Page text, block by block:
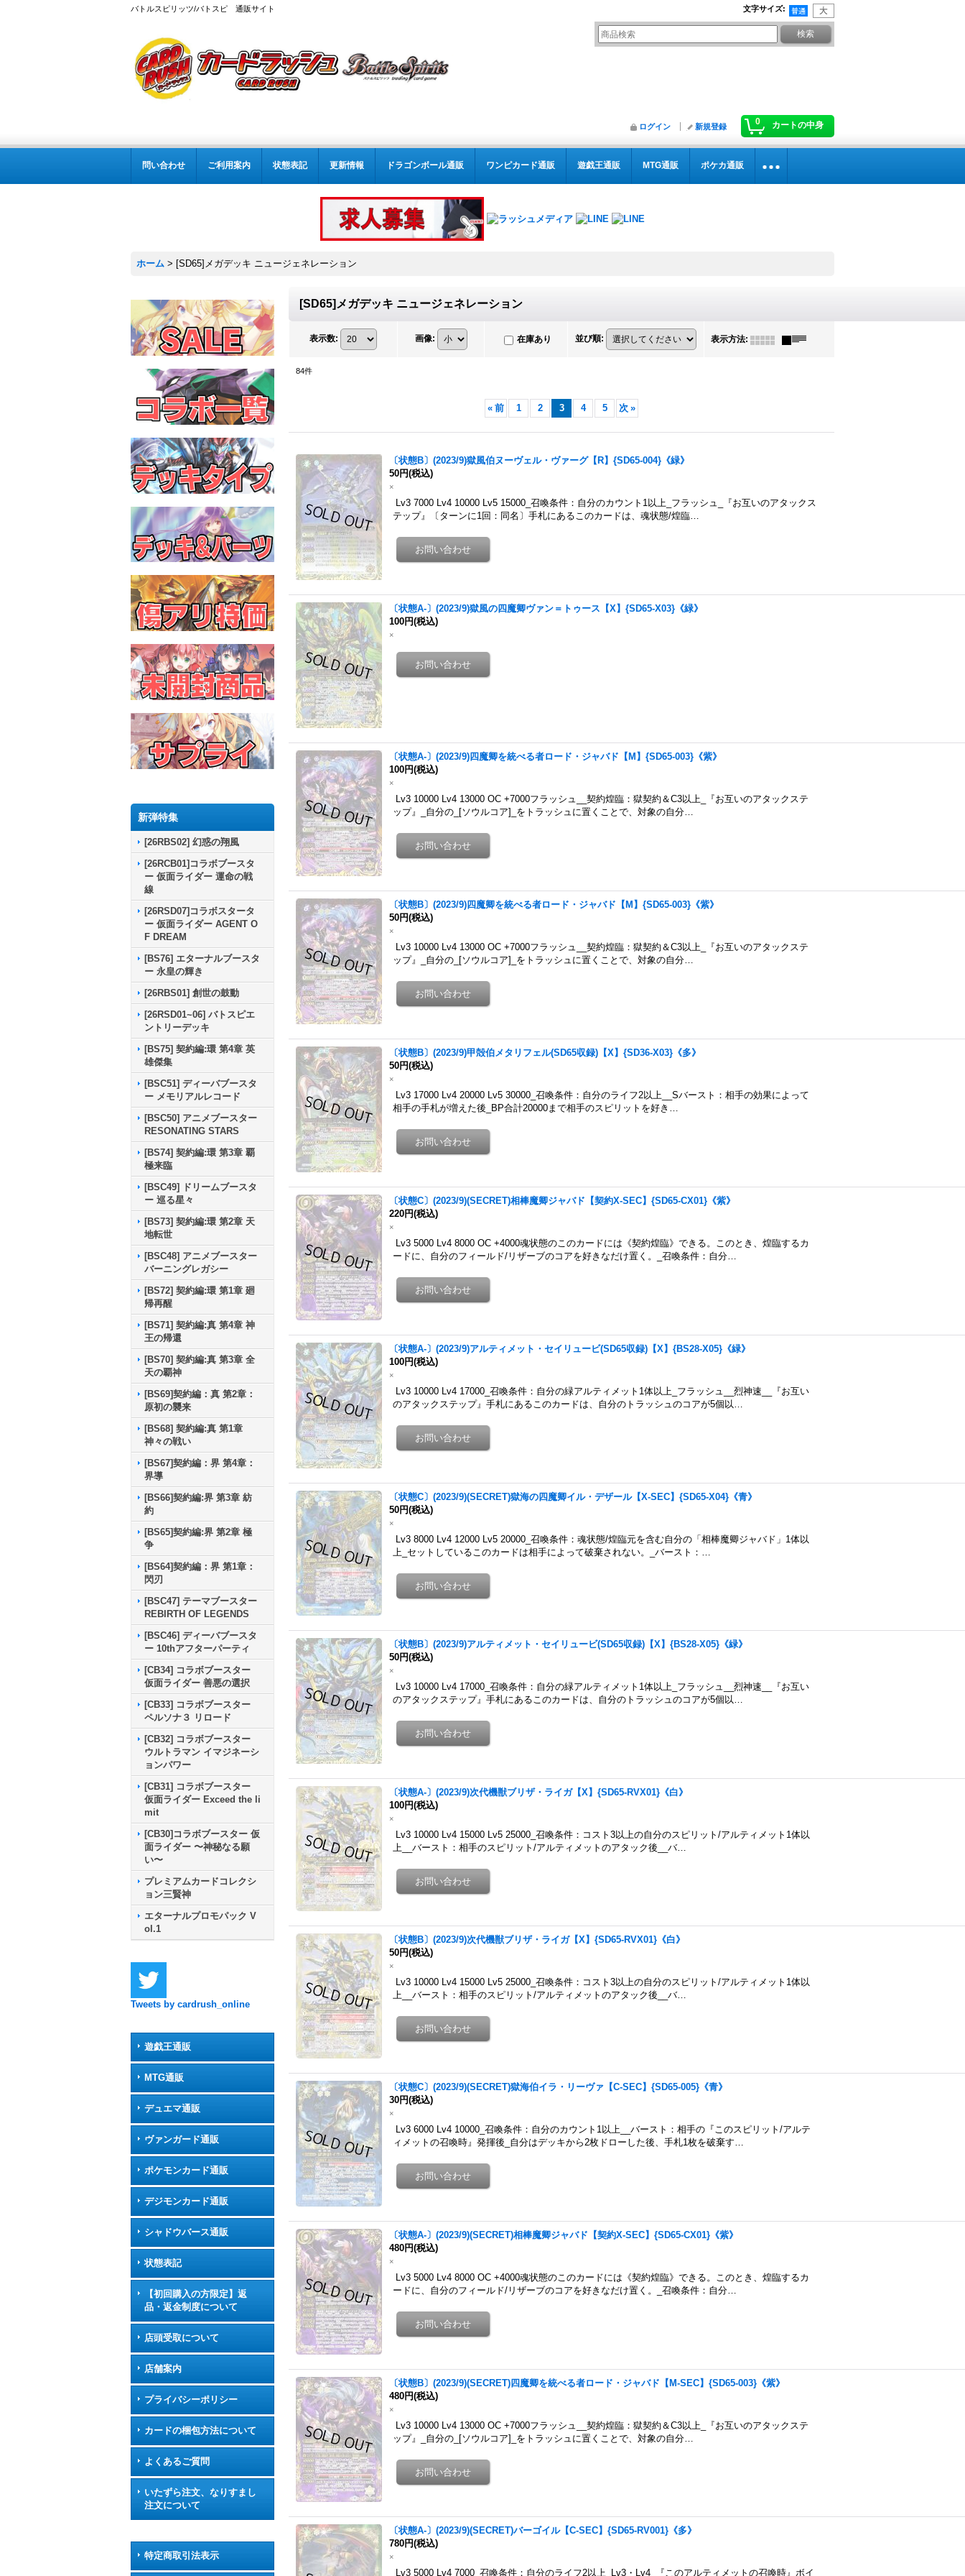
バトルスピリッツ/バトスピ 通販サイト 文字サイズ:
0 カートの中身
ログイン 新規登録
問い合わせ ご利用案内 状態表記 更新情報 ドラゴンボール通販 ワンピカード通販 遊戯王通販 MTG通販 ポケカ通販
ホーム > [SD65]メガデッキ ニュージェネレーション
新弾特集
[26RBS02] 幻惑の翔風
[26RCB01]コラボブースタ
ー 仮面ライダー 運命の戦
線
[26RSD07]コラボスタータ
ー 仮面ライダー AGENT O
F DREAM
[BS76] エターナルブースタ
ー 永皇の輝き
[26RBS01] 創世の鼓動
[26RSD01~06] バトスピエ
ントリーデッキ
[BS75] 契約編:環 第4章 英
雄傑集
[BSC51] ディーバブースタ
ー メモリアルレコード
[BSC50] アニメブースター
RESONATING STARS
[BS74] 契約編:環 第3章 覇
極来臨
[BSC49] ドリームブースタ
ー 巡る星々
[BS73] 契約編:環 第2章 天
地転世
[BSC48] アニメブースター
バーニングレガシー
[BS72] 契約編:環 第1章 廻
帰再醒
[BS71] 契約編:真 第4章 神
王の帰還
[BS70] 契約編:真 第3章 全
天の覇神
[BS69]契約編：真 第2章：
原初の襲来
[BS68] 契約編:真 第1章
神々の戦い
[BS67]契約編：界 第4章：
界導
[BS66]契約編:界 第3章 紡
約
[BS65]契約編:界 第2章 極
争
[BS64]契約編：界 第1章：
閃刃
[BSC47] テーマブースター
REBIRTH OF LEGENDS
[BSC46] ディーバブースタ
ー 10thアフターパーティ
[CB34] コラボブースター
仮面ライダー 善悪の選択
[CB33] コラボブースター
ペルソナ３ リロード
[CB32] コラボブースター
ウルトラマン イマジネーシ
ョンパワー
[CB31] コラボブースター
仮面ライダー Exceed the li
mit
[CB30]コラボブースター 仮
面ライダー 〜神秘なる願
い〜
プレミアムカードコレクシ
ョン三賢神
エターナルプロモパック V
ol.1
Tweets by cardrush_online
遊戯王通販
MTG通販
デュエマ通販
ヴァンガード通販
ポケモンカード通販
デジモンカード通販
シャドウバース通販
状態表記
【初回購入の方限定】返
品・返金制度について
店頭受取について
店舗案内
プライバシーポリシー
カードの梱包方法について
よくあるご質問
いたずら注文、なりすまし
注文について
特定商取引法表示
[SD65]メガデッキ ニュージェネレーション
表示数: 画像: 在庫あり 並び順: 表示方法:
84件
« 前 1 2 3 4 5 次 »
〔状態B〕(2023/9)獄風伯ヌーヴェル・ヴァーグ【R】{SD65-004}《緑》
50円(税込)
×
Lv3 7000 Lv4 10000 Lv5 15000_召喚条件：自分のカウント1以上_フラッシュ_『お互いのアタックス
テップ』〔ターンに1回：同名〕手札にあるこのカードは、魂状態/煌臨…
〔状態A-〕(2023/9)獄風の四魔卿ヴァン＝トゥース【X】{SD65-X03}《緑》
100円(税込)
×
〔状態A-〕(2023/9)四魔卿を統べる者ロード・ジャバド【M】{SD65-003}《紫》
100円(税込)
×
Lv3 10000 Lv4 13000 OC +7000フラッシュ__契約煌臨：獄契約＆C3以上_『お互いのアタックステ
ップ』_自分の_[ソウルコア]_をトラッシュに置くことで、対象の自分…
〔状態B〕(2023/9)四魔卿を統べる者ロード・ジャバド【M】{SD65-003}《紫》
50円(税込)
×
Lv3 10000 Lv4 13000 OC +7000フラッシュ__契約煌臨：獄契約＆C3以上_『お互いのアタックステ
ップ』_自分の_[ソウルコア]_をトラッシュに置くことで、対象の自分…
〔状態B〕(2023/9)甲殻伯メタリフェル(SD65収録)【X】{SD36-X03}《多》
50円(税込)
×
Lv3 17000 Lv4 20000 Lv5 30000_召喚条件：自分のライフ2以上__Sバースト：相手の効果によって
相手の手札が増えた後_BP合計20000まで相手のスピリットを好き…
〔状態C〕(2023/9)(SECRET)相棒魔卿ジャバド【契約X-SEC】{SD65-CX01}《紫》
220円(税込)
×
Lv3 5000 Lv4 8000 OC +4000魂状態のこのカードには《契約煌臨》できる。このとき、煌臨するカ
ードに、自分のフィールド/リザーブのコアを好きなだけ置く。_召喚条件：自分…
〔状態A-〕(2023/9)アルティメット・セイリュービ(SD65収録)【X】{BS28-X05}《緑》
100円(税込)
×
Lv3 10000 Lv4 17000_召喚条件：自分の緑アルティメット1体以上_フラッシュ__烈神速__『お互い
のアタックステップ』手札にあるこのカードは、自分のトラッシュのコアが5個以…
〔状態C〕(2023/9)(SECRET)獄海の四魔卿イル・デザール【X-SEC】{SD65-X04}《青》
50円(税込)
×
Lv3 8000 Lv4 12000 Lv5 20000_召喚条件：魂状態/煌臨元を含む自分の「相棒魔卿ジャバド」1体以
上_セットしているこのカードは相手によって破棄されない。_バースト：…
〔状態B〕(2023/9)アルティメット・セイリュービ(SD65収録)【X】{BS28-X05}《緑》
50円(税込)
×
Lv3 10000 Lv4 17000_召喚条件：自分の緑アルティメット1体以上_フラッシュ__烈神速__『お互い
のアタックステップ』手札にあるこのカードは、自分のトラッシュのコアが5個以…
〔状態A-〕(2023/9)次代機獣ブリザ・ライガ【X】{SD65-RVX01}《白》
100円(税込)
×
Lv3 10000 Lv4 15000 Lv5 25000_召喚条件：コスト3以上の自分のスピリット/アルティメット1体以
上__バースト：相手のスピリット/アルティメットのアタック後__バ…
〔状態B〕(2023/9)次代機獣ブリザ・ライガ【X】{SD65-RVX01}《白》
50円(税込)
×
Lv3 10000 Lv4 15000 Lv5 25000_召喚条件：コスト3以上の自分のスピリット/アルティメット1体以
上__バースト：相手のスピリット/アルティメットのアタック後__バ…
〔状態C〕(2023/9)(SECRET)獄海伯イラ・リーヴァ【C-SEC】{SD65-005}《青》
30円(税込)
×
Lv3 6000 Lv4 10000_召喚条件：自分のカウント1以上__バースト：相手の『このスピリット/アルテ
ィメットの召喚時』発揮後_自分はデッキから2枚ドローした後、手札1枚を破棄す…
〔状態A-〕(2023/9)(SECRET)相棒魔卿ジャバド【契約X-SEC】{SD65-CX01}《紫》
480円(税込)
×
Lv3 5000 Lv4 8000 OC +4000魂状態のこのカードには《契約煌臨》できる。このとき、煌臨するカ
ードに、自分のフィールド/リザーブのコアを好きなだけ置く。_召喚条件：自分…
〔状態B〕(2023/9)(SECRET)四魔卿を統べる者ロード・ジャバド【M-SEC】{SD65-003}《紫》
480円(税込)
×
Lv3 10000 Lv4 13000 OC +7000フラッシュ__契約煌臨：獄契約＆C3以上_『お互いのアタックステ
ップ』_自分の_[ソウルコア]_をトラッシュに置くことで、対象の自分…
〔状態A-〕(2023/9)(SECRET)バーゴイル【C-SEC】{SD65-RV001}《多》
780円(税込)
×
Lv3 5000 Lv4 7000_召喚条件：自分のライフ2以上_Lv3・Lv4_『このアルティメットの召喚時』ボイ